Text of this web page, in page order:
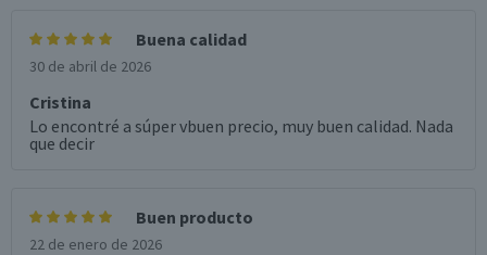
Buena calidad
30 de abril de 2026
Cristina
Lo encontré a súper vbuen precio, muy buen calidad. Nada
que decir
Buen producto
22 de enero de 2026